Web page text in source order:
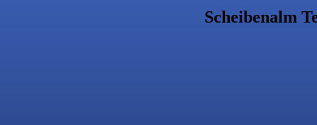
Scheibenalm